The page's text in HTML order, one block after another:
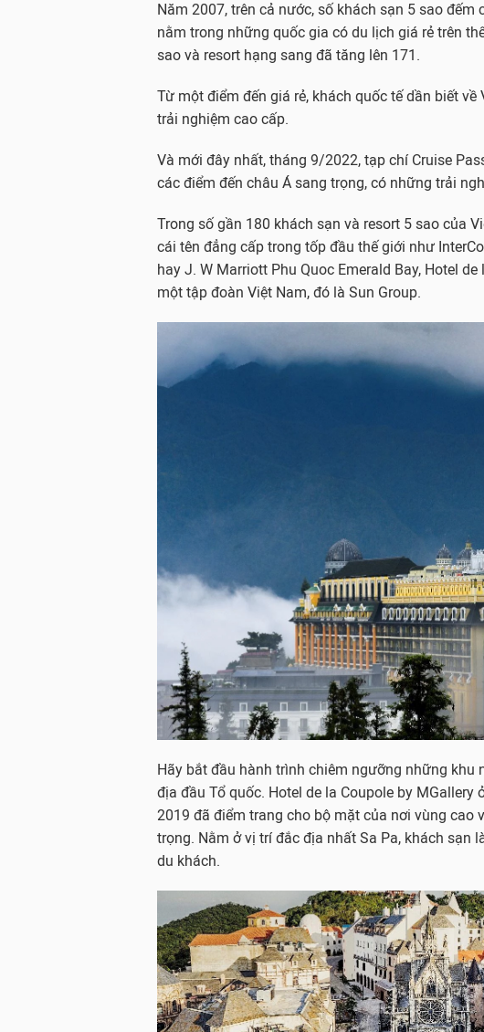
Năm 2007, trên cả nước, số khách sạn 5 sao đếm
nằm trong những quốc gia có du lịch giá rẻ trên
sao và resort hạng sang đã tăng lên 171.
Từ một điểm đến giá rẻ, khách quốc tế dần biết
trải nghiệm cao cấp.
Và mới đây nhất, tháng 9/2022, tạp chí Cruise
các điểm đến châu Á sang trọng, có những trải
Trong số gần 180 khách sạn và resort 5 sao của
cái tên đẳng cấp trong tốp đầu thế giới như
hay J. W Marriott Phu Quoc Emerald Bay, Hotel
một tập đoàn Việt Nam, đó là Sun Group.
Hãy bắt đầu hành trình chiêm ngưỡng những khu
địa đầu Tổ quốc. Hotel de la Coupole by
2019 đã điểm trang cho bộ mặt của nơi vùng cao
trọng. Nằm ở vị trí đắc địa nhất Sa Pa, khách sạn
du khách.